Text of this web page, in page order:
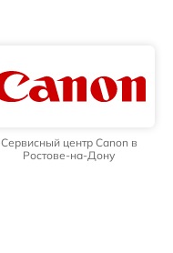
Сервисный центр Canon в
Ростове-на-Дону